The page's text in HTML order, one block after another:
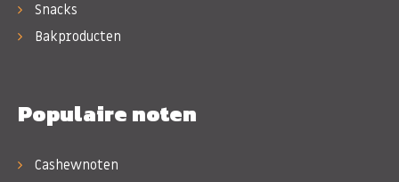
Snacks
Bakproducten
Populaire noten
Cashewnoten